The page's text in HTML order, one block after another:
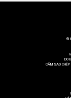
®
DO
CẤM SAO CHÉP